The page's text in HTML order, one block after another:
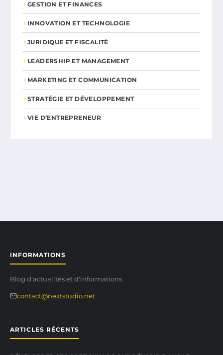
GESTION ET FINANCES
INNOVATION ET TECHNOLOGIE
JURIDIQUE ET FISCALITÉ
LEADERSHIP ET MANAGEMENT
MARKETING ET COMMUNICATION
STRATÉGIE ET DÉVELOPPEMENT
VIE D’ENTREPRENEUR
INFORMATIONS
Blog d'actualités et d'informations
contact@nextstudio.net
ARTICLES RÉCENTS